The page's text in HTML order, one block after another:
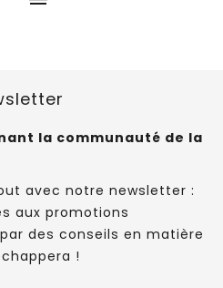
la communauté de la
avec notre newsletter :
aux promotions
des conseils en matière
!